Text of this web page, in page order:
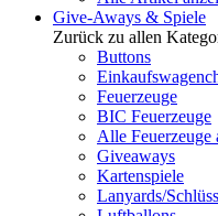
Give-Aways & Spiele
Zurück zu allen
Buttons
Feuerzeuge
BIC Feuerzeuge
Alle Feuerzeuge
Giveaways
Kartenspiele
Lanyards/